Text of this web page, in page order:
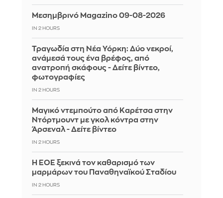
Μεσημβρινό Magazino 09-08-2026
IN 2 HOURS
Τραγωδία στη Νέα Υόρκη: Δύο νεκροί,
ανάμεσά τους ένα βρέφος, από
ανατροπή σκάφους - Δείτε βίντεο,
φωτογραφίες
IN 2 HOURS
Μαγικό ντεμπούτο από Καρέτσα στην
Ντόρτμουντ με γκολ κόντρα στην
Άρσεναλ - Δείτε βίντεο
IN 2 HOURS
Η ΕΟΕ ξεκινά τον καθαρισμό των
μαρμάρων του Παναθηναϊκού Σταδίου
IN 2 HOURS